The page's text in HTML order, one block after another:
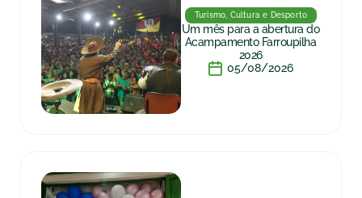
Turismo, Cultura e Desporto
Um mês para a abertura do
Acampamento Farroupilha
2026
05/08/2026